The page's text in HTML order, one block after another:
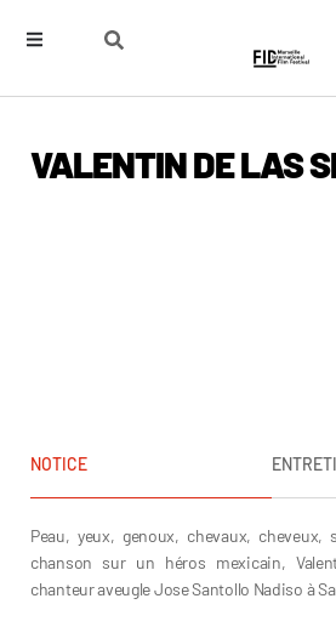
VALENTIN DE LAS
NOTICE
Peau, yeux, genoux, chevaux, cheveux,
chanson sur un héros mexicain,
chanteur aveugle Jose Santollo Nadiso à